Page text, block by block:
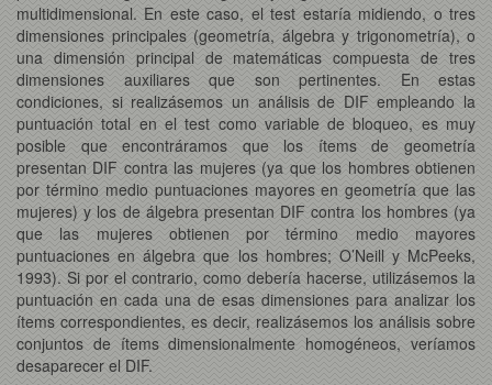
multidimensional. En este caso, el test estaría midiendo, o tres
dimensiones principales (geometría, álgebra y trigonometría), o
una dimensión principal de matemáticas compuesta de tres
dimensiones auxiliares que son pertinentes. En estas
condiciones, si realizásemos un análisis de DIF empleando la
puntuación total en el test como variable de bloqueo, es muy
posible que encontráramos que los ítems de geometría
presentan DIF contra las mujeres (ya que los hombres obtienen
por término medio puntuaciones mayores en geometría que las
mujeres) y los de álgebra presentan DIF contra los hombres (ya
que las mujeres obtienen por término medio mayores
puntuaciones en álgebra que los hombres; O’Neill y McPeeks,
1993). Si por el contrario, como debería hacerse, utilizásemos la
puntuación en cada una de esas dimensiones para analizar los
ítems correspondientes, es decir, realizásemos los análisis sobre
conjuntos de ítems dimensionalmente homogéneos, veríamos
desaparecer el DIF.